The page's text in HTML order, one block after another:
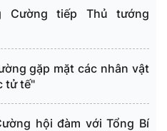
Cường tiếp Thủ tướng
gặp mặt các nhân vật
tử tế"
hội đàm với Tổng Bí